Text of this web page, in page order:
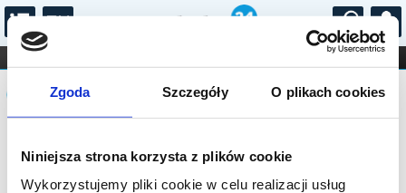
Zgoda Szczegóły O plikach cookies
Niniejsza strona korzysta z plików cookie
Wykorzystujemy pliki cookie w celu realizacji usług
...
FILHARMONIA OPERA I BALET
STAND-UP
DLA DZIECI
Komunikat
Sprzedaż biletów on-line na wydarzenie
została zakończona.